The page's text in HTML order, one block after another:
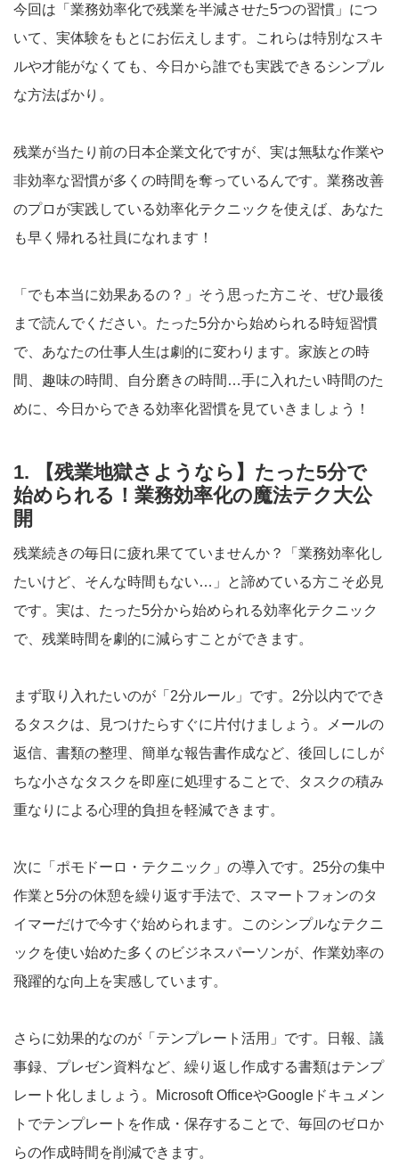
今回は「業務効率化で残業を半減させた5つの習慣」につ
いて、実体験をもとにお伝えします。これらは特別なスキ
ルや才能がなくても、今日から誰でも実践できるシンプル
な方法ばかり。
残業が当たり前の日本企業文化ですが、実は無駄な作業や
非効率な習慣が多くの時間を奪っているんです。業務改善
のプロが実践している効率化テクニックを使えば、あなた
も早く帰れる社員になれます！
「でも本当に効果あるの？」そう思った方こそ、ぜひ最後
まで読んでください。たった5分から始められる時短習慣
で、あなたの仕事人生は劇的に変わります。家族との時
間、趣味の時間、自分磨きの時間…手に入れたい時間のた
めに、今日からできる効率化習慣を見ていきましょう！
1. 【残業地獄さようなら】たった5分で
始められる！業務効率化の魔法テク大公
開
残業続きの毎日に疲れ果てていませんか？「業務効率化し
たいけど、そんな時間もない…」と諦めている方こそ必見
です。実は、たった5分から始められる効率化テクニック
で、残業時間を劇的に減らすことができます。
まず取り入れたいのが「2分ルール」です。2分以内ででき
るタスクは、見つけたらすぐに片付けましょう。メールの
返信、書類の整理、簡単な報告書作成など、後回しにしが
ちな小さなタスクを即座に処理することで、タスクの積み
重なりによる心理的負担を軽減できます。
次に「ポモドーロ・テクニック」の導入です。25分の集中
作業と5分の休憩を繰り返す手法で、スマートフォンのタ
イマーだけで今すぐ始められます。このシンプルなテクニ
ックを使い始めた多くのビジネスパーソンが、作業効率の
飛躍的な向上を実感しています。
さらに効果的なのが「テンプレート活用」です。日報、議
事録、プレゼン資料など、繰り返し作成する書類はテンプ
レート化しましょう。Microsoft OfficeやGoogleドキュメン
トでテンプレートを作成・保存することで、毎回のゼロか
らの作成時間を削減できます。